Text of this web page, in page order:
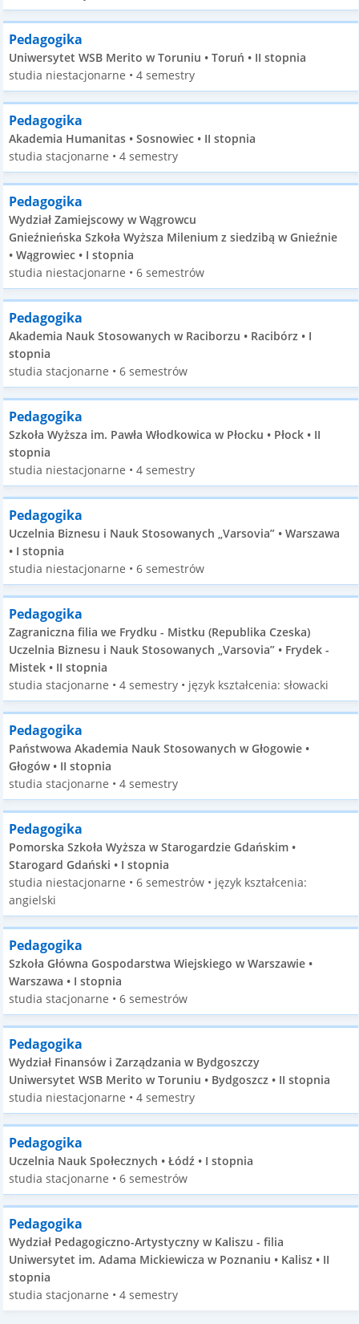
Pedagogika
Uniwersytet WSB Merito w Toruniu • Toruń • II stopnia
studia niestacjonarne • 4 semestry
Pedagogika
Akademia Humanitas • Sosnowiec • II stopnia
studia stacjonarne • 4 semestry
Pedagogika
Wydział Zamiejscowy w Wągrowcu
Gnieźnieńska Szkoła Wyższa Milenium z siedzibą w Gnieźnie
• Wągrowiec • I stopnia
studia niestacjonarne • 6 semestrów
Pedagogika
Akademia Nauk Stosowanych w Raciborzu • Racibórz • I
stopnia
studia stacjonarne • 6 semestrów
Pedagogika
Szkoła Wyższa im. Pawła Włodkowica w Płocku • Płock • II
stopnia
studia niestacjonarne • 4 semestry
Pedagogika
Uczelnia Biznesu i Nauk Stosowanych „Varsovia” • Warszawa
• I stopnia
studia niestacjonarne • 6 semestrów
Pedagogika
Zagraniczna filia we Frydku - Mistku (Republika Czeska)
Uczelnia Biznesu i Nauk Stosowanych „Varsovia” • Frydek -
Mistek • II stopnia
studia stacjonarne • 4 semestry • język kształcenia: słowacki
Pedagogika
Państwowa Akademia Nauk Stosowanych w Głogowie •
Głogów • II stopnia
studia stacjonarne • 4 semestry
Pedagogika
Pomorska Szkoła Wyższa w Starogardzie Gdańskim •
Starogard Gdański • I stopnia
studia niestacjonarne • 6 semestrów • język kształcenia:
angielski
Pedagogika
Szkoła Główna Gospodarstwa Wiejskiego w Warszawie •
Warszawa • I stopnia
studia stacjonarne • 6 semestrów
Pedagogika
Wydział Finansów i Zarządzania w Bydgoszczy
Uniwersytet WSB Merito w Toruniu • Bydgoszcz • II stopnia
studia niestacjonarne • 4 semestry
Pedagogika
Uczelnia Nauk Społecznych • Łódź • I stopnia
studia stacjonarne • 6 semestrów
Pedagogika
Wydział Pedagogiczno-Artystyczny w Kaliszu - filia
Uniwersytet im. Adama Mickiewicza w Poznaniu • Kalisz • II
stopnia
studia stacjonarne • 4 semestry